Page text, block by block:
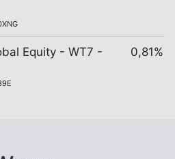
Equity - WT7 -
0,81%